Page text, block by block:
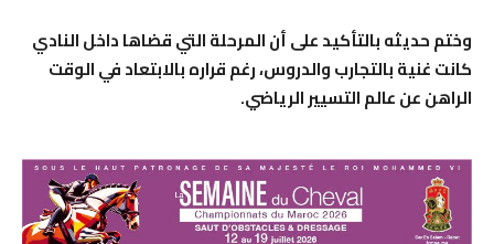
وختم حديثه بالتأكيد على أن المرحلة التي قضاها داخل النادي
كانت غنية بالتجارب والدروس، رغم قراره بالابتعاد في الوقت
الراهن عن عالم التسيير الرياضي.